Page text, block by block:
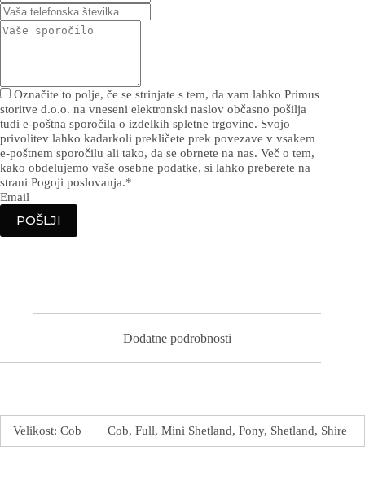
Označite to polje, če se strinjate s tem, da vam lahko Primus
storitve d.o.o. na vneseni elektronski naslov občasno pošilja
tudi e-poštna sporočila o izdelkih spletne trgovine. Svojo
privolitev lahko kadarkoli prekličete prek povezave v vsakem
e-poštnem sporočilu ali tako, da se obrnete na nas. Več o tem,
kako obdelujemo vaše osebne podatke, si lahko preberete na
strani Pogoji poslovanja.*
Email
POŠLJI
Dodatne podrobnosti
Velikost: Cob Cob, Full, Mini Shetland, Pony, Shetland, Shire